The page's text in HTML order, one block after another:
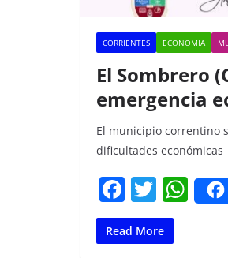
CORRIENTES ECONOMIA
El Sombrero
emergencia
El municipio correntino
dificultades económicas
F
a
c
T
w
itt
W
h
Read More